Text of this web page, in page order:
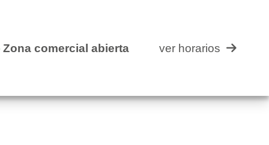
abierta ver horarios
Zona comercial abierta ver horarios